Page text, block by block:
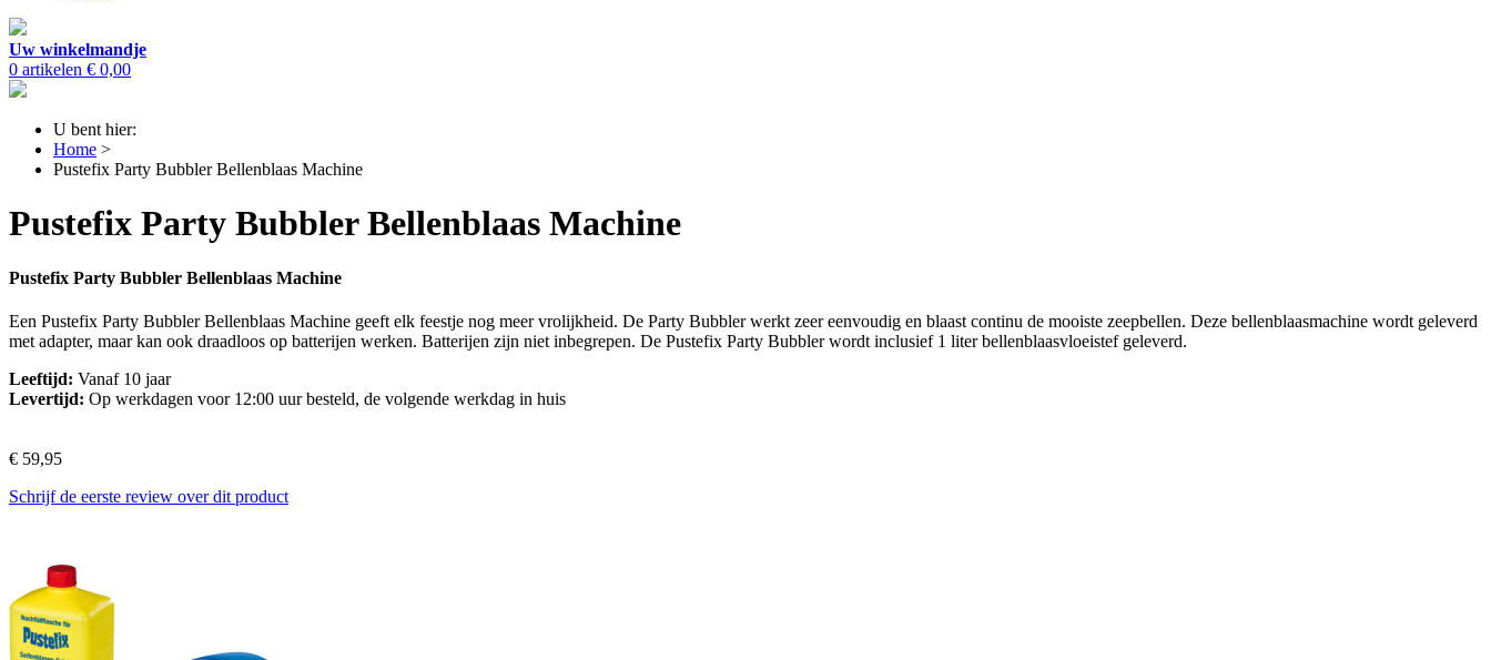
Uw winkelmandje
0 artikelen € 0,00
U bent hier:
Home >
Pustefix Party Bubbler Bellenblaas Machine
Pustefix Party Bubbler Bellenblaas Machine
Pustefix Party Bubbler Bellenblaas Machine
Een Pustefix Party Bubbler Bellenblaas Machine geeft elk feestje nog meer vrolijkheid. De Party Bubbler werkt zeer eenvoudig en blaast continu de mooiste zeepbellen. Deze bellenblaasmachine wordt geleverd
met adapter, maar kan ook draadloos op batterijen werken. Batterijen zijn niet inbegrepen. De Pustefix Party Bubbler wordt inclusief 1 liter bellenblaasvloeistef geleverd.
Leeftijd: Vanaf 10 jaar
Levertijd: Op werkdagen voor 12:00 uur besteld, de volgende werkdag in huis
€ 59,95
Schrijf de eerste review over dit product